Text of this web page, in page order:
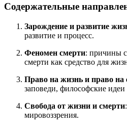
Содержательные
Зарождение и развитие
развитие и процесс.
Феномен смерти: причины
смерти как средство для
Право на жизнь и право на
заповеди, философские
Свобода от жизни и смерти
мировоззрения.